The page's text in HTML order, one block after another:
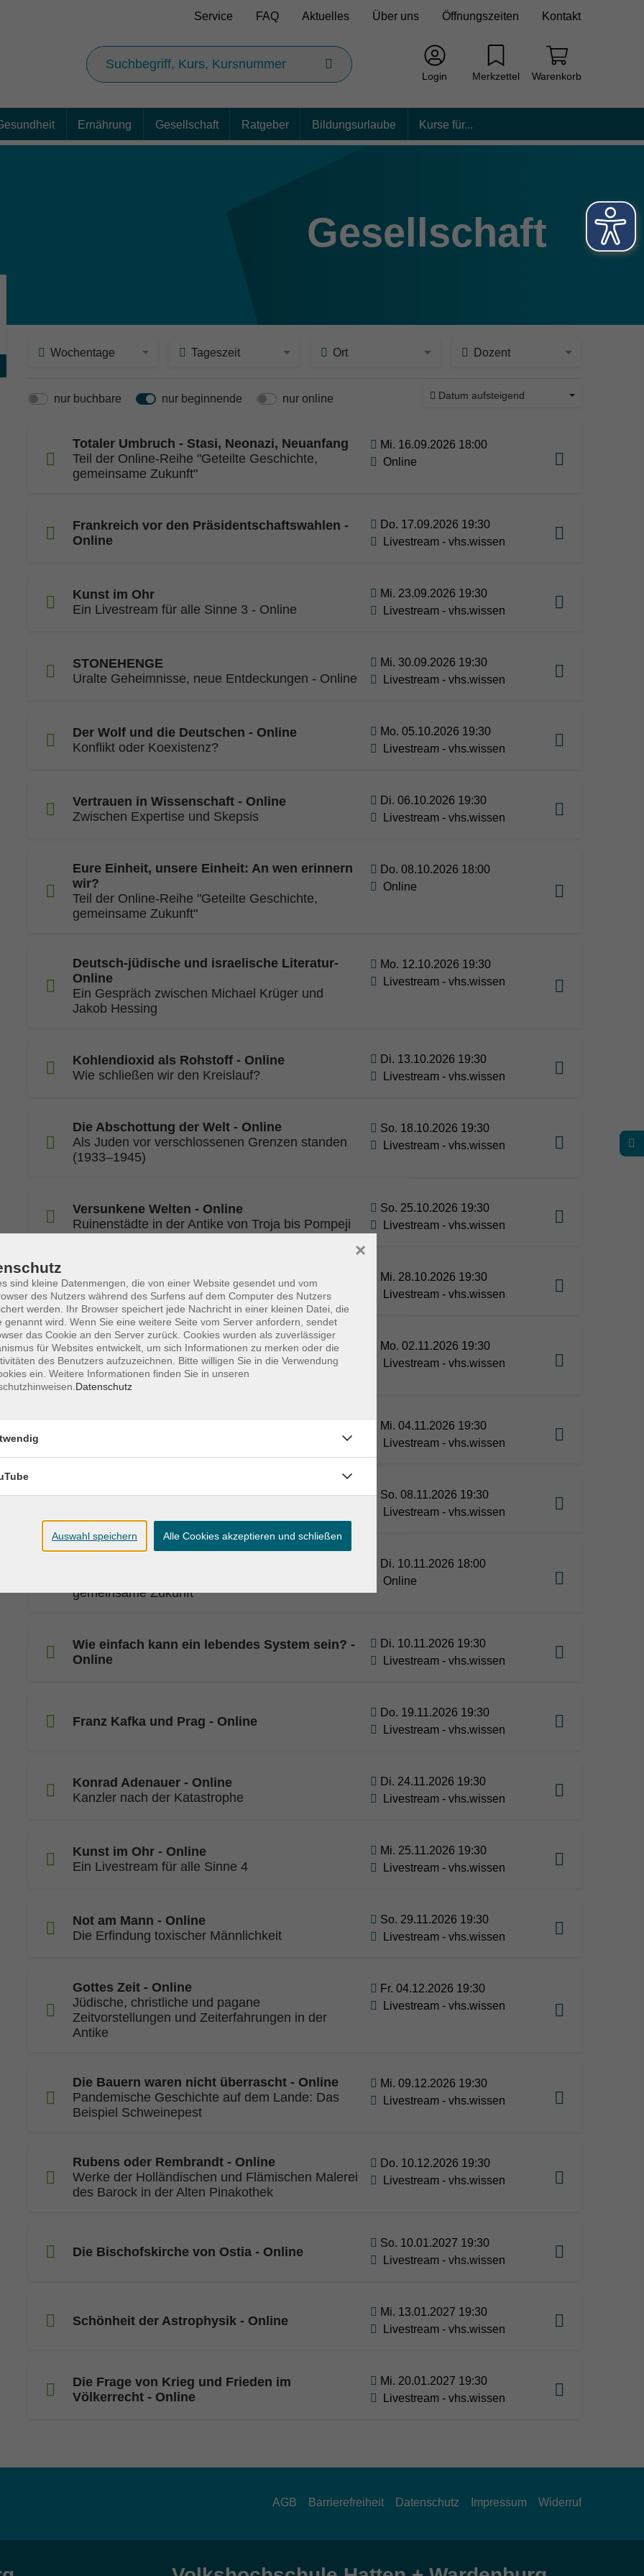
Service FAQ Aktuelles Über uns Öffnungszeiten Kontakt
Login Merkzettel Warenkorb
Ernährung Gesellschaft Ratgeber Bildungsurlaube Kurse für...
Gesellschaft
Wochentage Tageszeit Ort Dozent
nur buchbare nur beginnende nur online Datum aufsteigend
Totaler Umbruch - Stasi, Neonazi, Neuanfang
Teil der Online-Reihe "Geteilte Geschichte,
gemeinsame Zukunft"
Mi. 16.09.2026 18:00
Online
Frankreich vor den Präsidentschaftswahlen -
Online
Do. 17.09.2026 19:30
Livestream - vhs.wissen
Kunst im Ohr
Ein Livestream für alle Sinne 3 - Online
Mi. 23.09.2026 19:30
Livestream - vhs.wissen
STONEHENGE
Uralte Geheimnisse, neue Entdeckungen - Online
Mi. 30.09.2026 19:30
Livestream - vhs.wissen
Der Wolf und die Deutschen - Online
Konflikt oder Koexistenz?
Mo. 05.10.2026 19:30
Livestream - vhs.wissen
Vertrauen in Wissenschaft - Online
Zwischen Expertise und Skepsis
Di. 06.10.2026 19:30
Livestream - vhs.wissen
Eure Einheit, unsere Einheit: An wen erinnern
wir?
Teil der Online-Reihe "Geteilte Geschichte,
gemeinsame Zukunft"
Do. 08.10.2026 18:00
Online
Deutsch-jüdische und israelische Literatur-
Online
Ein Gespräch zwischen Michael Krüger und
Jakob Hessing
Mo. 12.10.2026 19:30
Livestream - vhs.wissen
Kohlendioxid als Rohstoff - Online
Wie schließen wir den Kreislauf?
Di. 13.10.2026 19:30
Livestream - vhs.wissen
Die Abschottung der Welt - Online
Als Juden vor verschlossenen Grenzen standen
(1933–1945)
So. 18.10.2026 19:30
Livestream - vhs.wissen
Versunkene Welten - Online
Ruinenstädte in der Antike von Troja bis Pompeji
So. 25.10.2026 19:30
Livestream - vhs.wissen
Künstliche Intelligenz und Bildung - Online
Lernen mit und lernen trotz KI
Mi. 28.10.2026 19:30
Livestream - vhs.wissen
Veränderungsstress - Online
Warum tun sich Gesellschaften mit
Veränderungen so schwer?
Mo. 02.11.2026 19:30
Livestream - vhs.wissen
Mi. 04.11.2026 19:30
Livestream - vhs.wissen
So. 08.11.2026 19:30
Livestream - vhs.wissen
gemeinsame Zukunft"
Di. 10.11.2026 18:00
Online
Wie einfach kann ein lebendes System sein? -
Online
Di. 10.11.2026 19:30
Livestream - vhs.wissen
Franz Kafka und Prag - Online
Do. 19.11.2026 19:30
Livestream - vhs.wissen
Konrad Adenauer - Online
Kanzler nach der Katastrophe
Di. 24.11.2026 19:30
Livestream - vhs.wissen
Kunst im Ohr - Online
Ein Livestream für alle Sinne 4
Mi. 25.11.2026 19:30
Livestream - vhs.wissen
Not am Mann - Online
Die Erfindung toxischer Männlichkeit
So. 29.11.2026 19:30
Livestream - vhs.wissen
Gottes Zeit - Online
Jüdische, christliche und pagane
Zeitvorstellungen und Zeiterfahrungen in der
Antike
Fr. 04.12.2026 19:30
Livestream - vhs.wissen
Die Bauern waren nicht überrascht - Online
Pandemische Geschichte auf dem Lande: Das
Beispiel Schweinepest
Mi. 09.12.2026 19:30
Livestream - vhs.wissen
Rubens oder Rembrandt - Online
Werke der Holländischen und Flämischen Malerei
des Barock in der Alten Pinakothek
Do. 10.12.2026 19:30
Livestream - vhs.wissen
Die Bischofskirche von Ostia - Online
So. 10.01.2027 19:30
Livestream - vhs.wissen
Schönheit der Astrophysik - Online
Mi. 13.01.2027 19:30
Livestream - vhs.wissen
Die Frage von Krieg und Frieden im
Völkerrecht - Online
Mi. 20.01.2027 19:30
Livestream - vhs.wissen
AGB Barrierefreiheit Datenschutz Impressum Widerruf
sind kleine Datenmengen, die von einer Website gesendet und vom
des Nutzers während des Surfens auf dem Computer des Nutzers
werden. Ihr Browser speichert jede Nachricht in einer kleinen Datei, die
genannt wird. Wenn Sie eine weitere Seite vom Server anfordern, sendet
das Cookie an den Server zurück. Cookies wurden als zuverlässiger
für Websites entwickelt, um sich Informationen zu merken oder die
des Benutzers aufzuzeichnen. Bitte willigen Sie in die Verwendung
ein. Weitere Informationen finden Sie in unseren
Datenschutz
×
Auswahl speichern Alle Cookies akzeptieren und schließen